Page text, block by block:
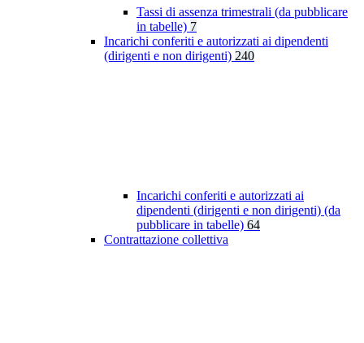
Tassi di assenza trimestrali (da pubblicare
in tabelle) 7
Incarichi conferiti e autorizzati ai dipendenti
(dirigenti e non dirigenti) 240
Incarichi conferiti e autorizzati ai
dipendenti (dirigenti e non dirigenti) (da
pubblicare in tabelle) 64
Contrattazione collettiva